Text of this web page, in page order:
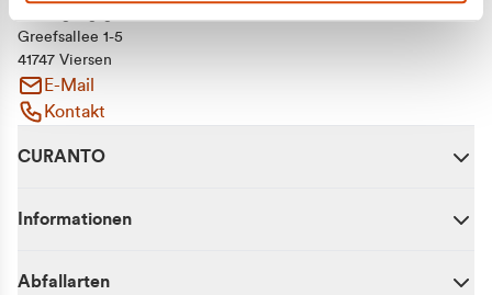
Greefsallee 1-5
41747 Viersen
E-Mail
Kontakt
CURANTO
Informationen
Abfallarten